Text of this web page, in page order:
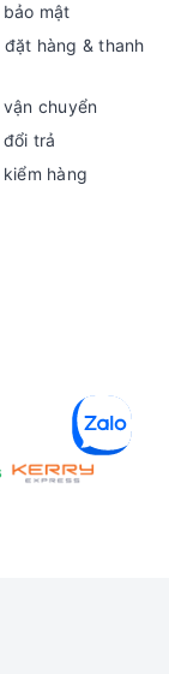
bảo mật
hàng & thanh
chuyển
đổi trả
hàng